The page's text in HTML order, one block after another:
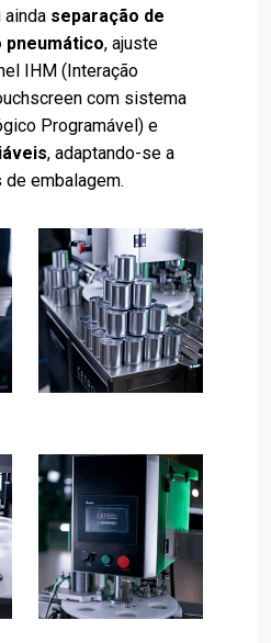
separação de
, ajuste
IHM (Interação
com sistema
Programável) e
, adaptando-se a
embalagem.